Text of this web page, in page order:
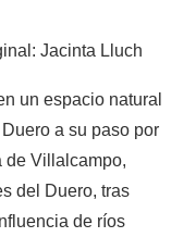
Jacinta Lluch
un espacio natural
a su paso por
de Villalcampo,
del Duero, tras
de ríos